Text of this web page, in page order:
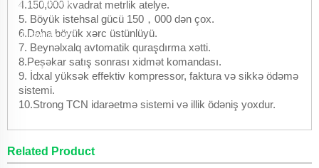
yazmaq istədiyiniz
avtomobilin adını
qeyd edin.
4.150,000 kvadrat metrlik atelye.
5. Böyük istehsal gücü 150，000 dən çox.
6.Daha böyük xərc üstünlüyü.
7. Beynəlxalq avtomatik quraşdırma xətti.
8.Peşəkar satış sonrası xidmət komandası.
9. İdxal yüksək effektiv kompressor, faktura və sikkə ödəmə
sistemi.
10.Strong TCN idarəetmə sistemi və illik ödəniş yoxdur.
Related Product